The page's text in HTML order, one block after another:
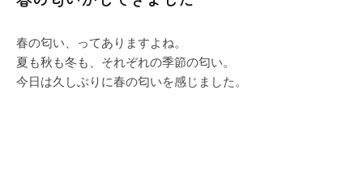
春の匂い、ってありますよね。
夏も秋も冬も、それぞれの季節の匂い。
今日は久しぶりに春の匂いを感じました。